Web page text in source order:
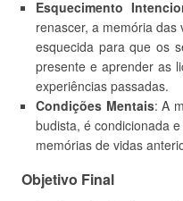
Esquecimento
renascer, a memória
esquecida para que os
presente e aprender as
experiências passadas.
Condições Mentais: A
budista, é condicionada
memórias de vidas
Objetivo Final